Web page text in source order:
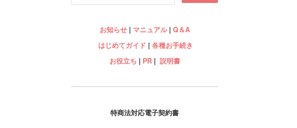
お知らせ| マニュアル| Q＆A
はじめてガイド | 各種お手続き
お役立ち | PR| 説明書
特商法対応電子契約書